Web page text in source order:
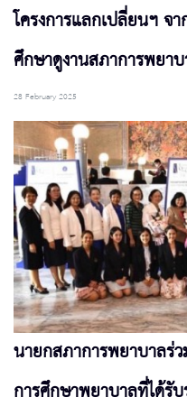
โครงการแลกเปลี่ยนฯ จ
ศึกษาดูงานสภาการพยา
28 February 2025
นายกสภาการพยาบาลร่